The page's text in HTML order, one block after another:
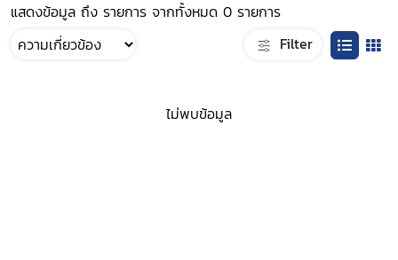
แสดงข้อมูล ถึง รายการ จากทั้งหมด 0 รายการ
Filter
ไม่พบข้อมูล